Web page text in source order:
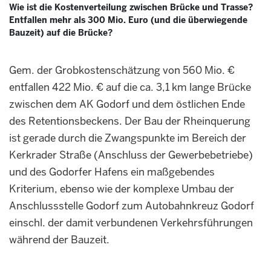
Wie ist die Kostenverteilung zwischen Brücke und Trasse?
Entfallen mehr als 300 Mio. Euro (und die überwiegende
Bauzeit) auf die Brücke?
Gem. der Grobkostenschätzung von 560 Mio. €
entfallen 422 Mio. € auf die ca. 3,1 km lange Brücke
zwischen dem AK Godorf und dem östlichen Ende
des Retentionsbeckens. Der Bau der Rheinquerung
ist gerade durch die Zwangspunkte im Bereich der
Kerkrader Straße (Anschluss der Gewerbebetriebe)
und des Godorfer Hafens ein maßgebendes
Kriterium, ebenso wie der komplexe Umbau der
Anschlussstelle Godorf zum Autobahnkreuz Godorf
einschl. der damit verbundenen Verkehrsführungen
während der Bauzeit.